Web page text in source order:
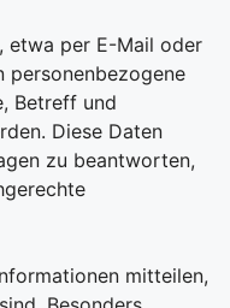
etwa per E-Mail oder
personenbezogene
Betreff und
Diese Daten
zu beantworten,
mitteilen,